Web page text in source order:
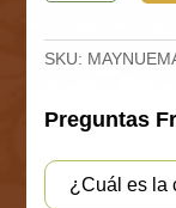
Kg
cantidad
SKU:
Preguntas
¿Cuál es la